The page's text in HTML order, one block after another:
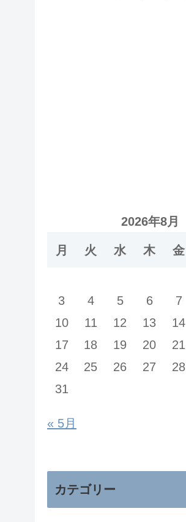
2026年8月
月 火 水 木 金
3
4 5 6 7
10
11 12 13 14
17
18 19 20 21
24
25 26 27 28
31
« 5月
カテゴリー